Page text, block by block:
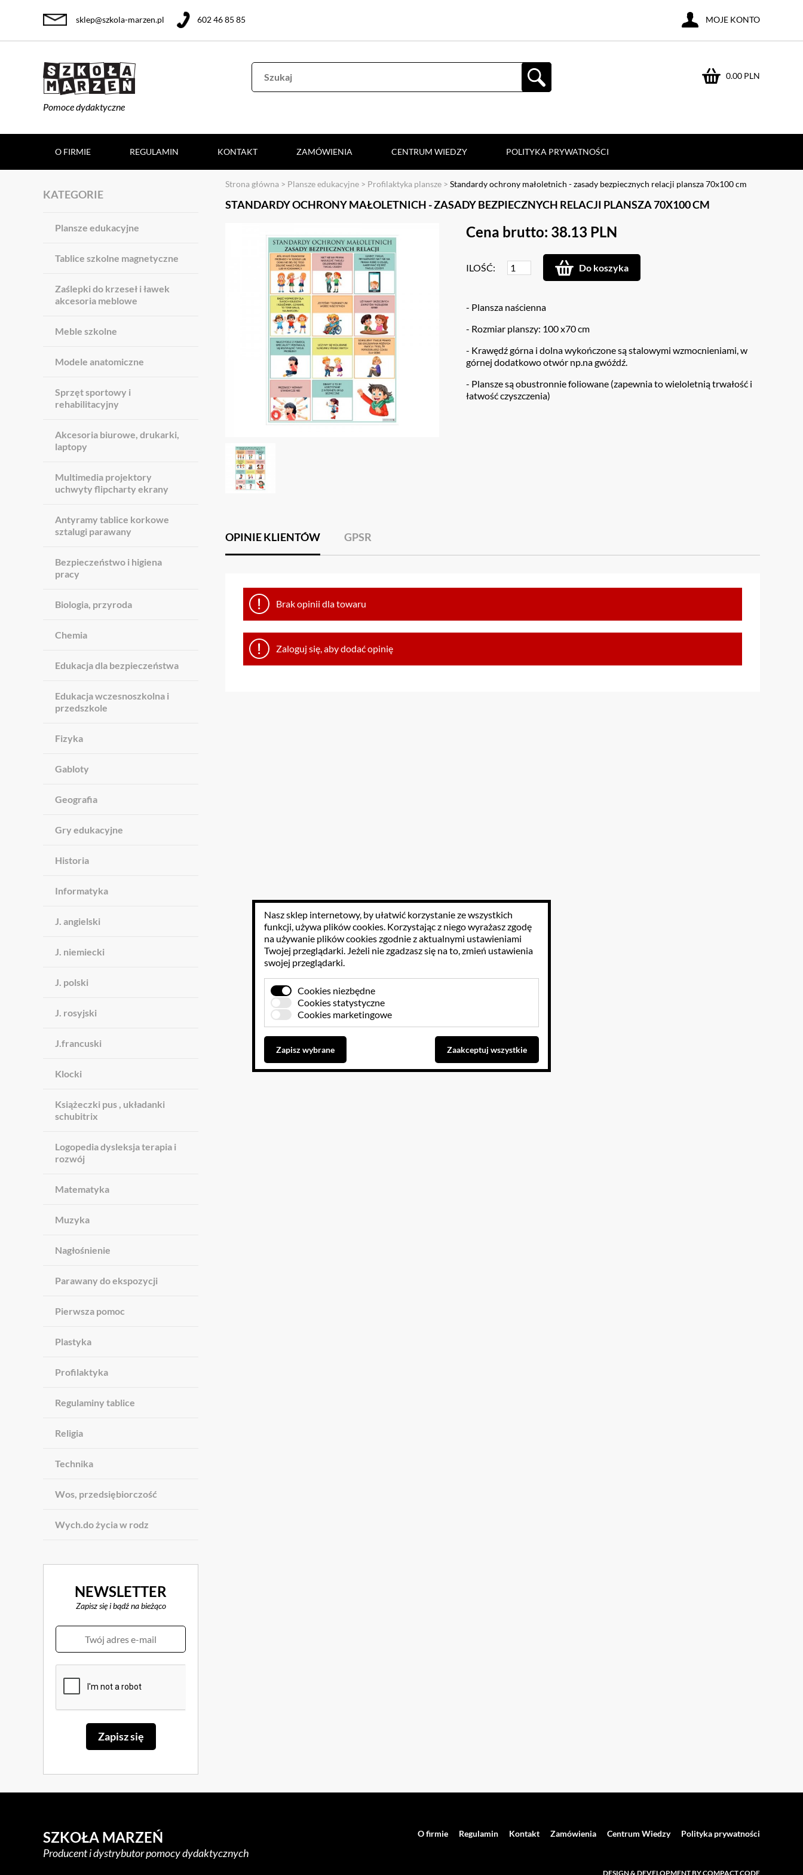
Pomoce dydaktyczne
0.00 PLN
sklep@szkola-marzen.pl 602 46 85 85 MOJE KONTO
O FIRMIE REGULAMIN KONTAKT ZAMÓWIENIA CENTRUM WIEDZY POLITYKA PRYWATNOŚCI
KATEGORIE
Plansze edukacyjne
Tablice szkolne magnetyczne
Zaślepki do krzeseł i ławek
akcesoria meblowe
Meble szkolne
Modele anatomiczne
Sprzęt sportowy i
rehabilitacyjny
Akcesoria biurowe, drukarki,
laptopy
Multimedia projektory
uchwyty flipcharty ekrany
Antyramy tablice korkowe
sztalugi parawany
Bezpieczeństwo i higiena
pracy
Biologia, przyroda
Chemia
Edukacja dla bezpieczeństwa
Edukacja wczesnoszkolna i
przedszkole
Fizyka
Gabloty
Geografia
Gry edukacyjne
Historia
Informatyka
J. angielski
J. niemiecki
J. polski
J. rosyjski
J.francuski
Klocki
Książeczki pus , układanki
schubitrix
Logopedia dysleksja terapia i
rozwój
Matematyka
Muzyka
Nagłośnienie
Parawany do ekspozycji
Pierwsza pomoc
Plastyka
Profilaktyka
Regulaminy tablice
Religia
Technika
Wos, przedsiębiorczość
Wych.do życia w rodz
NEWSLETTER
Zapisz się i bądź na bieżąco
Strona główna > Plansze edukacyjne > Profilaktyka plansze > Standardy ochrony małoletnich - zasady bezpiecznych relacji plansza 70x100 cm
STANDARDY OCHRONY MAŁOLETNICH - ZASADY BEZPIECZNYCH RELACJI PLANSZA 70X100 CM
Cena brutto: 38.13 PLN
ILOŚĆ: Do koszyka
- Plansza naścienna
- Rozmiar planszy: 100 x70 cm
- Krawędź górna i dolna wykończone są stalowymi wzmocnieniami, w
górnej dodatkowo otwór np.na gwóźdź.
- Plansze są obustronnie foliowane (zapewnia to wieloletnią trwałość i
łatwość czyszczenia)
OPINIE KLIENTÓW GPSR
Brak opinii dla towaru
Zaloguj się, aby dodać opinię
SZKOŁA MARZEŃ
Producent i dystrybutor pomocy dydaktycznych
O firmie Regulamin Kontakt Zamówienia Centrum Wiedzy Polityka prywatności
DESIGN & DEVELOPMENT BY COMPACT CODE
Nasz sklep internetowy, by ułatwić korzystanie ze wszystkich
funkcji, używa plików cookies. Korzystając z niego wyrażasz zgodę
na używanie plików cookies zgodnie z aktualnymi ustawieniami
Twojej przeglądarki. Jeżeli nie zgadzasz się na to, zmień ustawienia
swojej przeglądarki.
Cookies niezbędne
Cookies statystyczne
Cookies marketingowe
Zapisz wybrane Zaakceptuj wszystkie